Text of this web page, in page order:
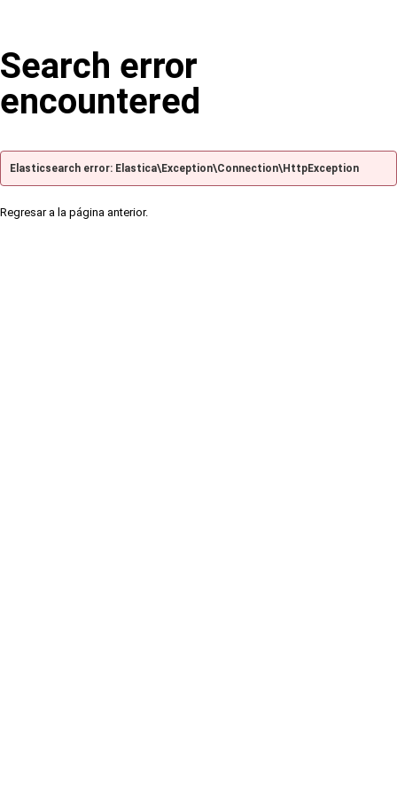
Search error
encountered
Elasticsearch error: Elastica\Exception\Connection\HttpException
Regresar a la página anterior.